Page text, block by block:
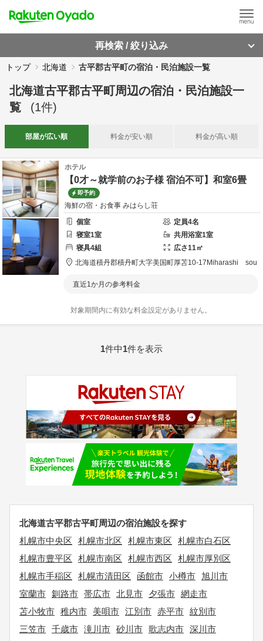
再検索 / 絞り込み
トップ 北海道 古平郡古平町の宿泊・民泊施設一覧
北海道古平郡古平町周辺の宿泊・民泊施設一
覧
(1件)
部屋が広い順 料金が安い順 料金が高い順
ホテル
【0才～就学前のお子様 宿泊不可】和室6畳
即予約
海鮮の宿・お食事 みはらし荘
個室
定員4名
寝室1室 共用浴室1室
寝具4組 広さ11㎡
北海道積丹郡積丹町大字美国町厚苫10-17 Miharashi sou
直近1か月の参考料金
対象期間内に有効な料金設定がありません。
1件中1件を表示
北海道古平郡古平町周辺の宿泊施設を探す
札幌市中央区
札幌市北区 札幌市東区
札幌市白石区
札幌市豊平区
札幌市南区 札幌市西区
札幌市厚別区
札幌市手稲区
札幌市清田区 函館市 小樽市
旭川市
室蘭市 釧路市 帯広市 北見市 夕張市 網走市
苫小牧市 稚内市 美唄市 江別市 赤平市 紋別市
三笠市 千歳市 滝川市 砂川市 歌志内市 深川市